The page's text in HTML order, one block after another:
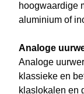
hoogwaardige
aluminium of
Analoge
Analoge
klassieke en
klaslokalen en